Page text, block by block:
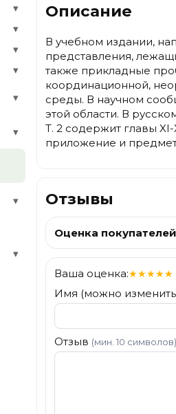
▾
▾
▾
▾
▾
▾
▾
▾
Описание
В учебном издании,
представления,
также прикладные
координационной,
среды. В научном
этой области. В
Т. 2 содержит главы
приложение и
Отзывы
Оценка покупателей
Ваша оценка:★★★★★
Имя (можно
Отзыв (мин. 10 символов)